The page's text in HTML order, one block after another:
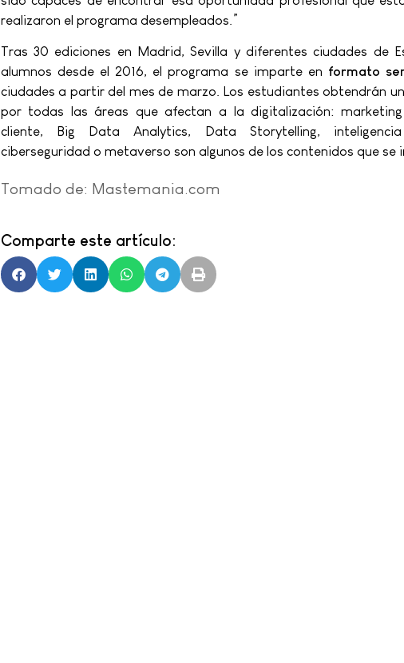
realizaron el programa desempleados.”
Tras 30 ediciones en Madrid, Sevilla y diferentes ciudades de
alumnos desde el 2016, el programa se imparte en formato
ciudades a partir del mes de marzo. Los estudiantes obtendrán
por todas las áreas que afectan a la digitalización:
cliente, Big Data Analytics, Data Storytelling,
ciberseguridad o metaverso son algunos de los contenidos que se
Tomado de: Mastemania.com
Comparte este artículo: